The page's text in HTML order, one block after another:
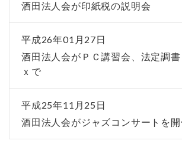
酒田法人会が印紙税の説明会
平成26年01月27日
酒田法人会がＰＣ講習会、法定調
ｘで
平成25年11月25日
酒田法人会がジャズコンサートを開